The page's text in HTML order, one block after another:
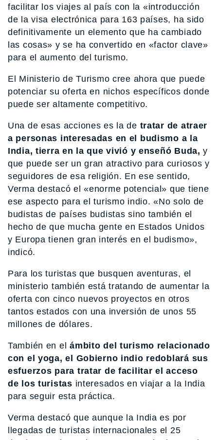
facilitar los viajes al país con la «introducción
de la visa electrónica para 163 países, ha sido
definitivamente un elemento que ha cambiado
las cosas» y se ha convertido en «factor clave»
para el aumento del turismo.
El Ministerio de Turismo cree ahora que puede
potenciar su oferta en nichos específicos donde
puede ser altamente competitivo.
Una de esas acciones es la de tratar de atraer
a personas interesadas en el budismo a la
India, tierra en la que vivió y enseñó Buda, y
que puede ser un gran atractivo para curiosos y
seguidores de esa religión. En ese sentido,
Verma destacó el «enorme potencial» que tiene
ese aspecto para el turismo indio. «No solo de
budistas de países budistas sino también el
hecho de que mucha gente en Estados Unidos
y Europa tienen gran interés en el budismo»,
indicó.
Para los turistas que busquen aventuras, el
ministerio también está tratando de aumentar la
oferta con cinco nuevos proyectos en otros
tantos estados con una inversión de unos 55
millones de dólares.
También en el ámbito del turismo relacionado
con el yoga, el Gobierno indio redoblará sus
esfuerzos para tratar de facilitar el acceso
de los turistas interesados en viajar a la India
para seguir esta práctica.
Verma destacó que aunque la India es por
llegadas de turistas internacionales el 25